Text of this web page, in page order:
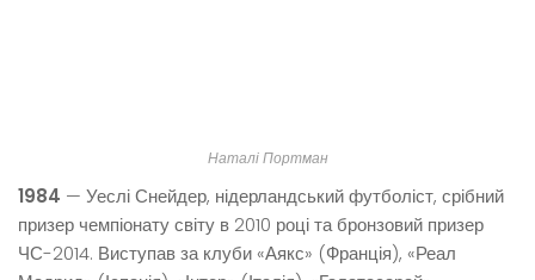
Наталі Портман
1984 — Уеслі Снейдер, нідерландський футболіст, срібний
призер чемпіонату світу в 2010 році та бронзовий призер
ЧС-2014. Виступав за клуби «Аякс» (Франція), «Реал